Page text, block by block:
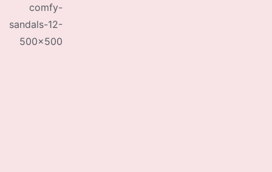
comfy-
sandals-12-
500×500